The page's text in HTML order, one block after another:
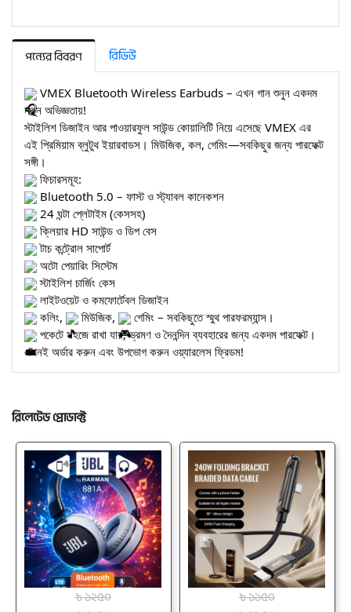
পন্যের বিবরণ রিভিউ
VMEX Bluetooth Wireless Earbuds – এখন গান শুনুন একদম
নতুন অভিজ্ঞতায়!
স্টাইলিশ ডিজাইন আর পাওয়ারফুল সাউন্ড কোয়ালিটি নিয়ে এসেছে VMEX এর
এই প্রিমিয়াম ব্লুটুথ ইয়ারবাডস। মিউজিক, কল, গেমিং—সবকিছুর জন্য পারফেক্ট
সঙ্গী।
ফিচারসমূহ:
Bluetooth 5.0 – ফাস্ট ও স্ট্যাবল কানেকশন
24 ঘন্টা প্লেটাইম (কেসসহ)
ক্লিয়ার HD সাউন্ড ও ডিপ বেস
টাচ কন্ট্রোল সাপোর্ট
অটো পেয়ারিং সিস্টেম
স্টাইলিশ চার্জিং কেস
লাইটওয়েট ও কমফোর্টেবল ডিজাইন
কলিং,
মিউজিক,
গেমিং – সবকিছুতে স্মুথ পারফরম্যান্স।
পকেটে সহজে রাখা যায়, ভ্রমণ ও দৈনন্দিন ব্যবহারের জন্য একদম পারফেক্ট।
এখনই অর্ডার করুন এবং উপভোগ করুন ওয়্যারলেস ফ্রিডম!
রিলেটেড প্রোডাক্ট
৳ ১২৫০
৳ ১১৫০